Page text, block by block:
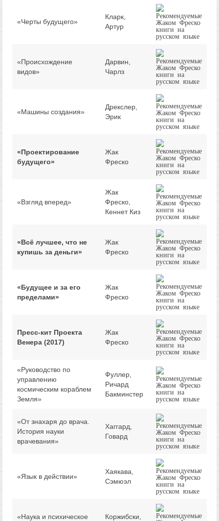
«Черты будущего»
Кларк,
Артур
«Происхождение
видов»
Дарвин,
Чарлз
«Машины создания»
Дрекслер,
Эрик
«Проектирование
будущего»
Жак
Фреско
«Взгляд вперед»
Жак
Фреско,
Кеннет Киз
«Bcё лучшее, что не
купишь за деньги»
Жак
Фреско
«Будущее и за его
пределами»
Жак
Фреско
Пресс-кит Проекта
Венера (2017)
Жак
Фреско
«Руководство по
управлению
космическим кораблем
Земля»
Фуллер,
Ричард
Бакминстер
«От знахаря до врача.
История науки
врачевания»
Хаггард,
Говард
«Язык в действии»
Хаякава,
Сэмюэл
«Наука и психическое Коржибски,